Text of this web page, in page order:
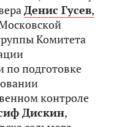
Денис Гусев,
Комитета
по подготовке
контроле
Дискин,